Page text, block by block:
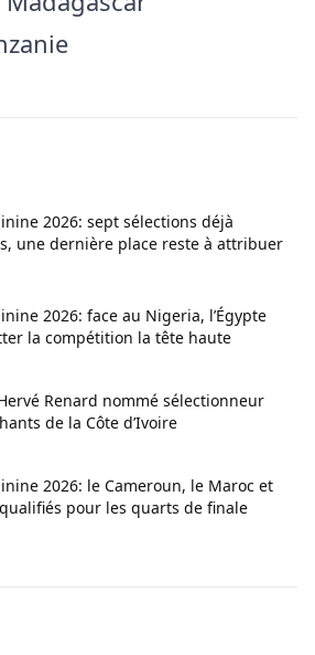
2026: sept sélections déjà
une dernière place reste à attribuer
2026: face au Nigeria, l’Égypte
la compétition la tête haute
Renard nommé sélectionneur
de la Côte d’Ivoire
2026: le Cameroun, le Maroc et
qualifiés pour les quarts de finale